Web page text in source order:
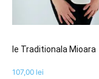
Ie Traditionala Mioara
107,00 lei